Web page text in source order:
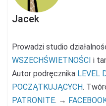
Jacek
Prowadzi studio
WSZECHŚWIETNOŚCI i
Autor podręcznika LEVEL
POCZĄTKUJĄCYCH.
PATRONITE. →